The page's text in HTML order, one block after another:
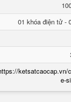
01 khóa điện tử -
ketsatcaocap.vn/
e-